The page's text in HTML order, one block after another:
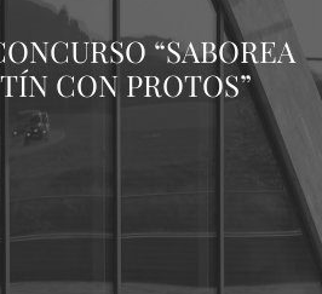
“SABOREA
CON PROTOS”